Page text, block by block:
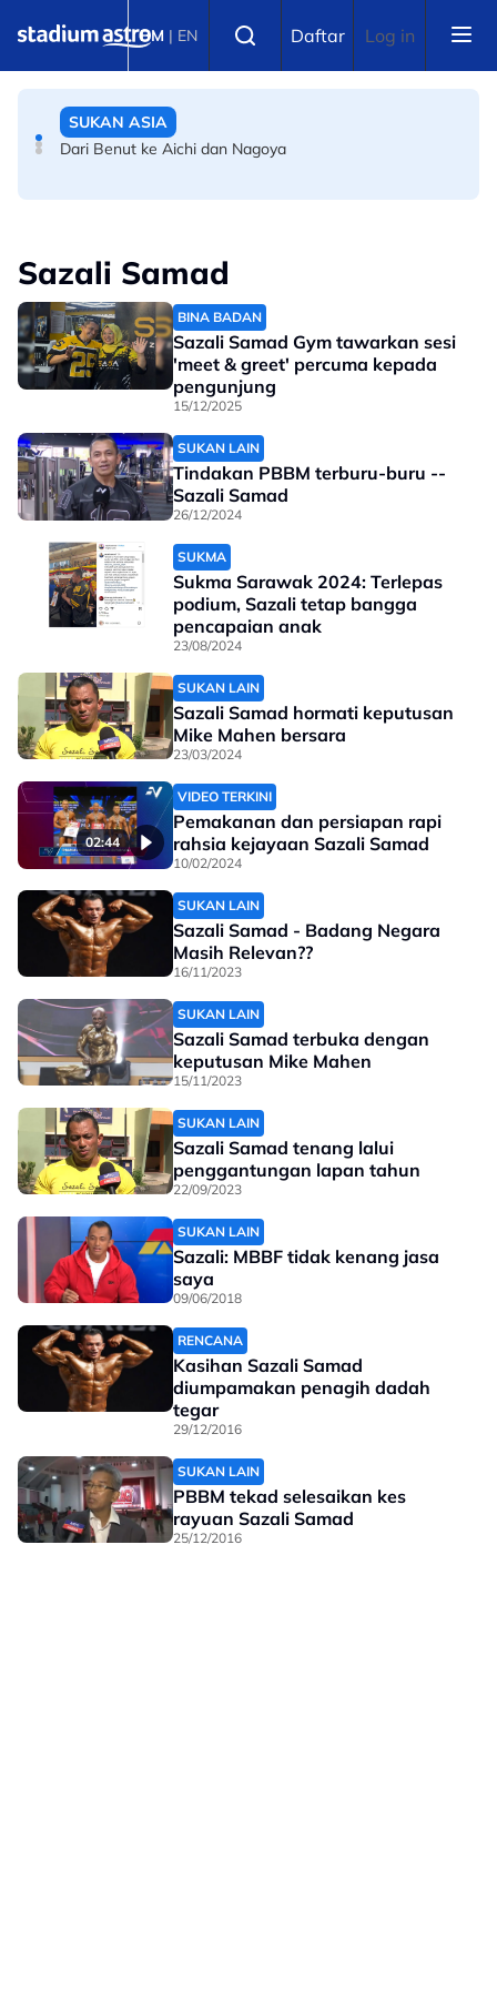
BM | EN Daftar Log in
Liga Super: Bola sepak darah daging saya -- Dollah
SUKAN ASIA
Dari Benut ke Aichi dan Nagoya
Sazali Samad
BINA BADAN
Sazali Samad Gym tawarkan sesi
'meet & greet' percuma kepada
pengunjung
15/12/2025
SUKAN LAIN
Tindakan PBBM terburu-buru --
Sazali Samad
26/12/2024
SUKMA
Sukma Sarawak 2024: Terlepas
podium, Sazali tetap bangga
pencapaian anak
23/08/2024
SUKAN LAIN
Sazali Samad hormati keputusan
Mike Mahen bersara
23/03/2024
02:44
VIDEO TERKINI
Pemakanan dan persiapan rapi
rahsia kejayaan Sazali Samad
10/02/2024
SUKAN LAIN
Sazali Samad - Badang Negara
Masih Relevan??
16/11/2023
SUKAN LAIN
Sazali Samad terbuka dengan
keputusan Mike Mahen
15/11/2023
SUKAN LAIN
Sazali Samad tenang lalui
penggantungan lapan tahun
22/09/2023
SUKAN LAIN
Sazali: MBBF tidak kenang jasa
saya
09/06/2018
RENCANA
Kasihan Sazali Samad
diumpamakan penagih dadah
tegar
29/12/2016
SUKAN LAIN
PBBM tekad selesaikan kes
rayuan Sazali Samad
25/12/2016